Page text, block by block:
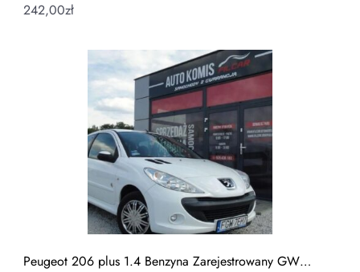
242,00zł
Peugeot 206 plus 1.4 Benzyna Zarejestrowany GW…